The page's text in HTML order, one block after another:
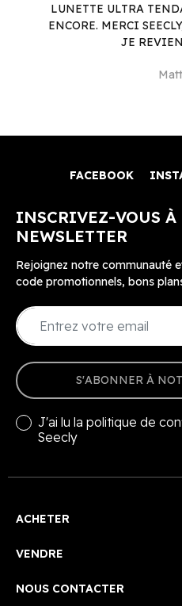
LUNETTE ULTRA
ENCORE. MERCI
JE
FACEBOOK
INSCRIVEZ-VOUS À
NEWSLETTER
Rejoignez notre communauté
code promotionnels, bons
S'ABONNER À
J'ai lu la politique de
Seecly
ACHETER
VENDRE
NOUS CONTACTER